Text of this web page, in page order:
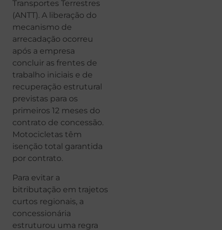
Transportes Terrestres
(ANTT). A liberação do
mecanismo de
arrecadação ocorreu
após a empresa
concluir as frentes de
trabalho iniciais e de
recuperação estrutural
previstas para os
primeiros 12 meses do
contrato de concessão.
Motocicletas têm
isenção total garantida
por contrato.
Para evitar a
bitributação em trajetos
curtos regionais, a
concessionária
estruturou uma regra